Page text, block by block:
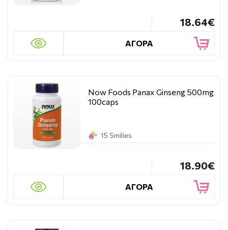
18.64€
ΑΓΟΡΑ
Now Foods Panax Ginseng 500mg
100caps
15 Smilies
18.90€
ΑΓΟΡΑ